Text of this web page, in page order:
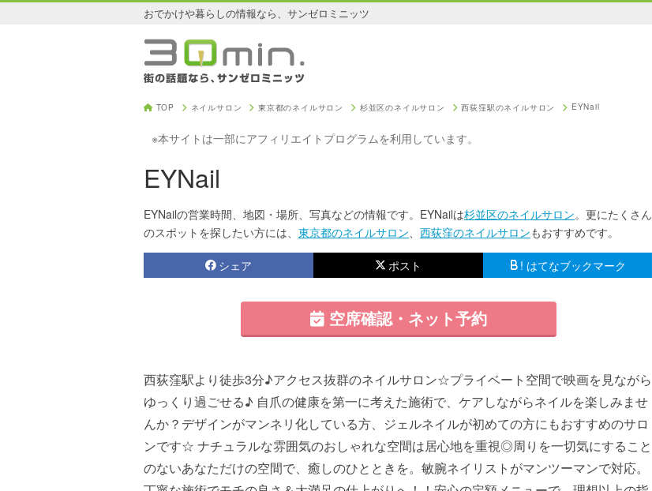
おでかけや暮らしの情報なら、サンゼロミニッツ
TOP ネイルサロン 東京都のネイルサロン 杉並区のネイルサロン 西荻窪駅のネイルサロン EYNail
※本サイトは一部にアフィリエイトプログラムを利用しています。
EYNail
EYNailの営業時間、地図・場所、写真などの情報です。EYNailは杉並区のネイルサロン。更にたくさん
のスポットを探したい方には、 東京都のネイルサロン 西荻窪のネイルサロンもおすすめです。
シェア ポスト ! はてなブックマーク
空席確認・ネット予約
西荻窪駅より徒歩3分♪アクセス抜群のネイルサロン☆プライベート空間で映画を見ながら
ゆっくり過ごせる♪ 自爪の健康を第一に考えた施術で、ケアしながらネイルを楽しみませ
んか？デザインがマンネリ化している方、ジェルネイルが初めての方にもおすすめのサロ
ンです☆ ナチュラルな雰囲気のおしゃれな空間は居心地を重視◎周りを一切気にすること
のないあなただけの空間で、癒しのひとときを。敏腕ネイリストがマンツーマンで対応。